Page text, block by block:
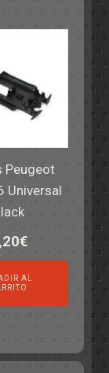
Peugeot
Universal
€
AL